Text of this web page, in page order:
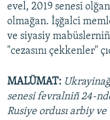
evel, 2019 senesi
olmağan. İşğalci
ve siyasiy
"cezasını çekkenler"
MALÜMAT:
senesi fevralniñ 24-
Rusiye ordusı arbiy